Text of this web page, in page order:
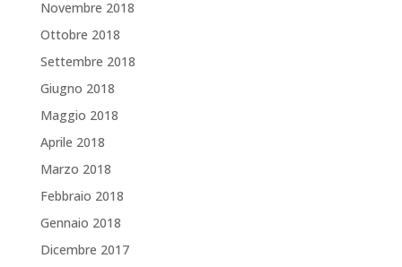
Novembre 2018
Ottobre 2018
Settembre 2018
Giugno 2018
Maggio 2018
Aprile 2018
Marzo 2018
Febbraio 2018
Gennaio 2018
Dicembre 2017